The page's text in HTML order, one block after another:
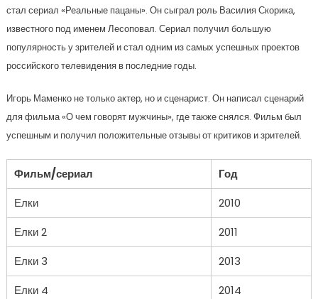
стал сериал «Реальные пацаны». Он сыграл роль Василия Скорика,
известного под именем Лесоповал. Сериал получил большую
популярность у зрителей и стал одним из самых успешных проектов
российского телевидения в последние годы.
Игорь Маменко не только актер, но и сценарист. Он написал сценарий
для фильма «О чем говорят мужчины», где также снялся. Фильм был
успешным и получил положительные отзывы от критиков и зрителей.
Фильм/сериал
Год
Елки
2010
Елки 2
2011
Елки 3
2013
Елки 4
2014